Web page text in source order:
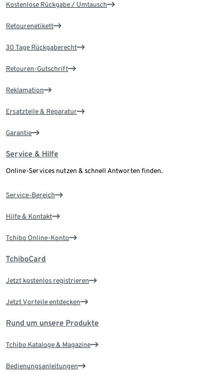
Kostenlose Rückgabe / Umtausch
Retourenetikett
30 Tage Rückgaberecht
Retouren-Gutschrift
Reklamation
Ersatzteile & Reparatur
Garantie
Service & Hilfe
Online-Services nutzen & schnell Antworten finden.
Service-Bereich
Hilfe & Kontakt
Tchibo Online-Konto
TchiboCard
Jetzt kostenlos registrieren
Jetzt Vorteile entdecken
Rund um unsere Produkte
Tchibo Kataloge & Magazine
Bedienungsanleitungen